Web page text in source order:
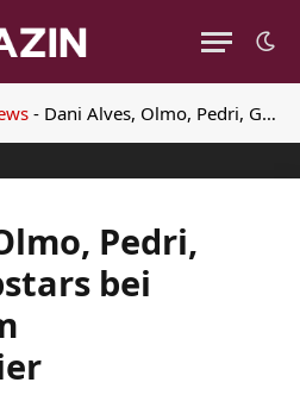
- Dani Alves, Olmo, Pedri, Gignac – Topstars bei olympischem Fußballturnier
Pedri,
bei